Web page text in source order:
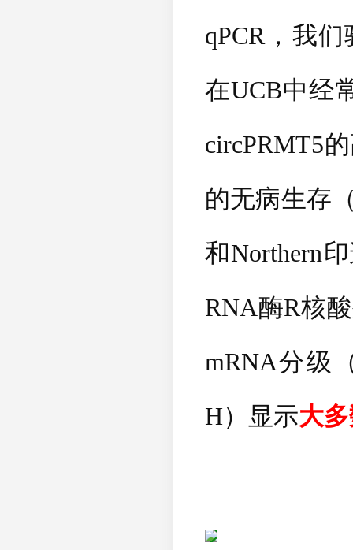
qPCR，我们
在UCB中经
circPRMT5
的无病生存
和Northern
RNA酶R核
mRNA分级
H）显示大